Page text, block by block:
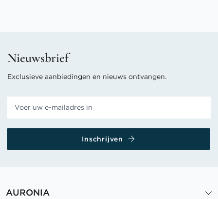
Nieuwsbrief
Exclusieve aanbiedingen en nieuws ontvangen.
Inschrijven
AURONIA